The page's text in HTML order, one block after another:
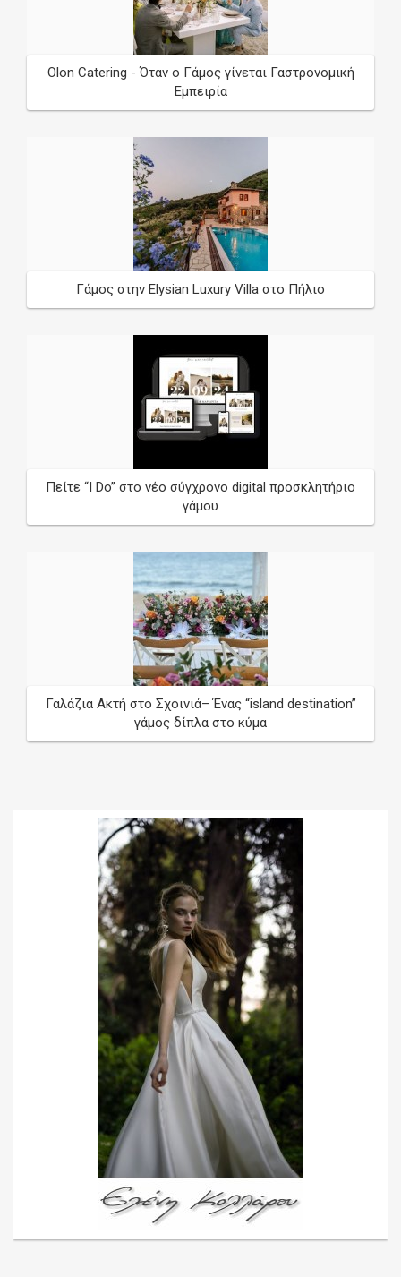
Olon Catering - Όταν ο Γάμος γίνεται Γαστρονομική
Εμπειρία
Γάμος στην Elysian Luxury Villa στο Πήλιο
Πείτε “I Do” στο νέο σύγχρονο digital προσκλητήριο
γάμου
Γαλάζια Ακτή στο Σχοινιά– Ένας “island destination”
γάμος δίπλα στο κύμα